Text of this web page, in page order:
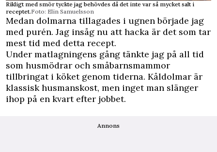
Rikligt med smör tyckte jag behövdes då det inte var så mycket salt i
receptet.Foto: Elin Samuelsson
Medan dolmarna tillagades i ugnen började jag
med purén. Jag insåg nu att hacka är det som tar
mest tid med detta recept.
Under matlagningens gång tänkte jag på all tid
som husmödrar och småbarnsmammor
tillbringat i köket genom tiderna. Kåldolmar är
klassisk husmanskost, men inget man slänger
ihop på en kvart efter jobbet.
Annons